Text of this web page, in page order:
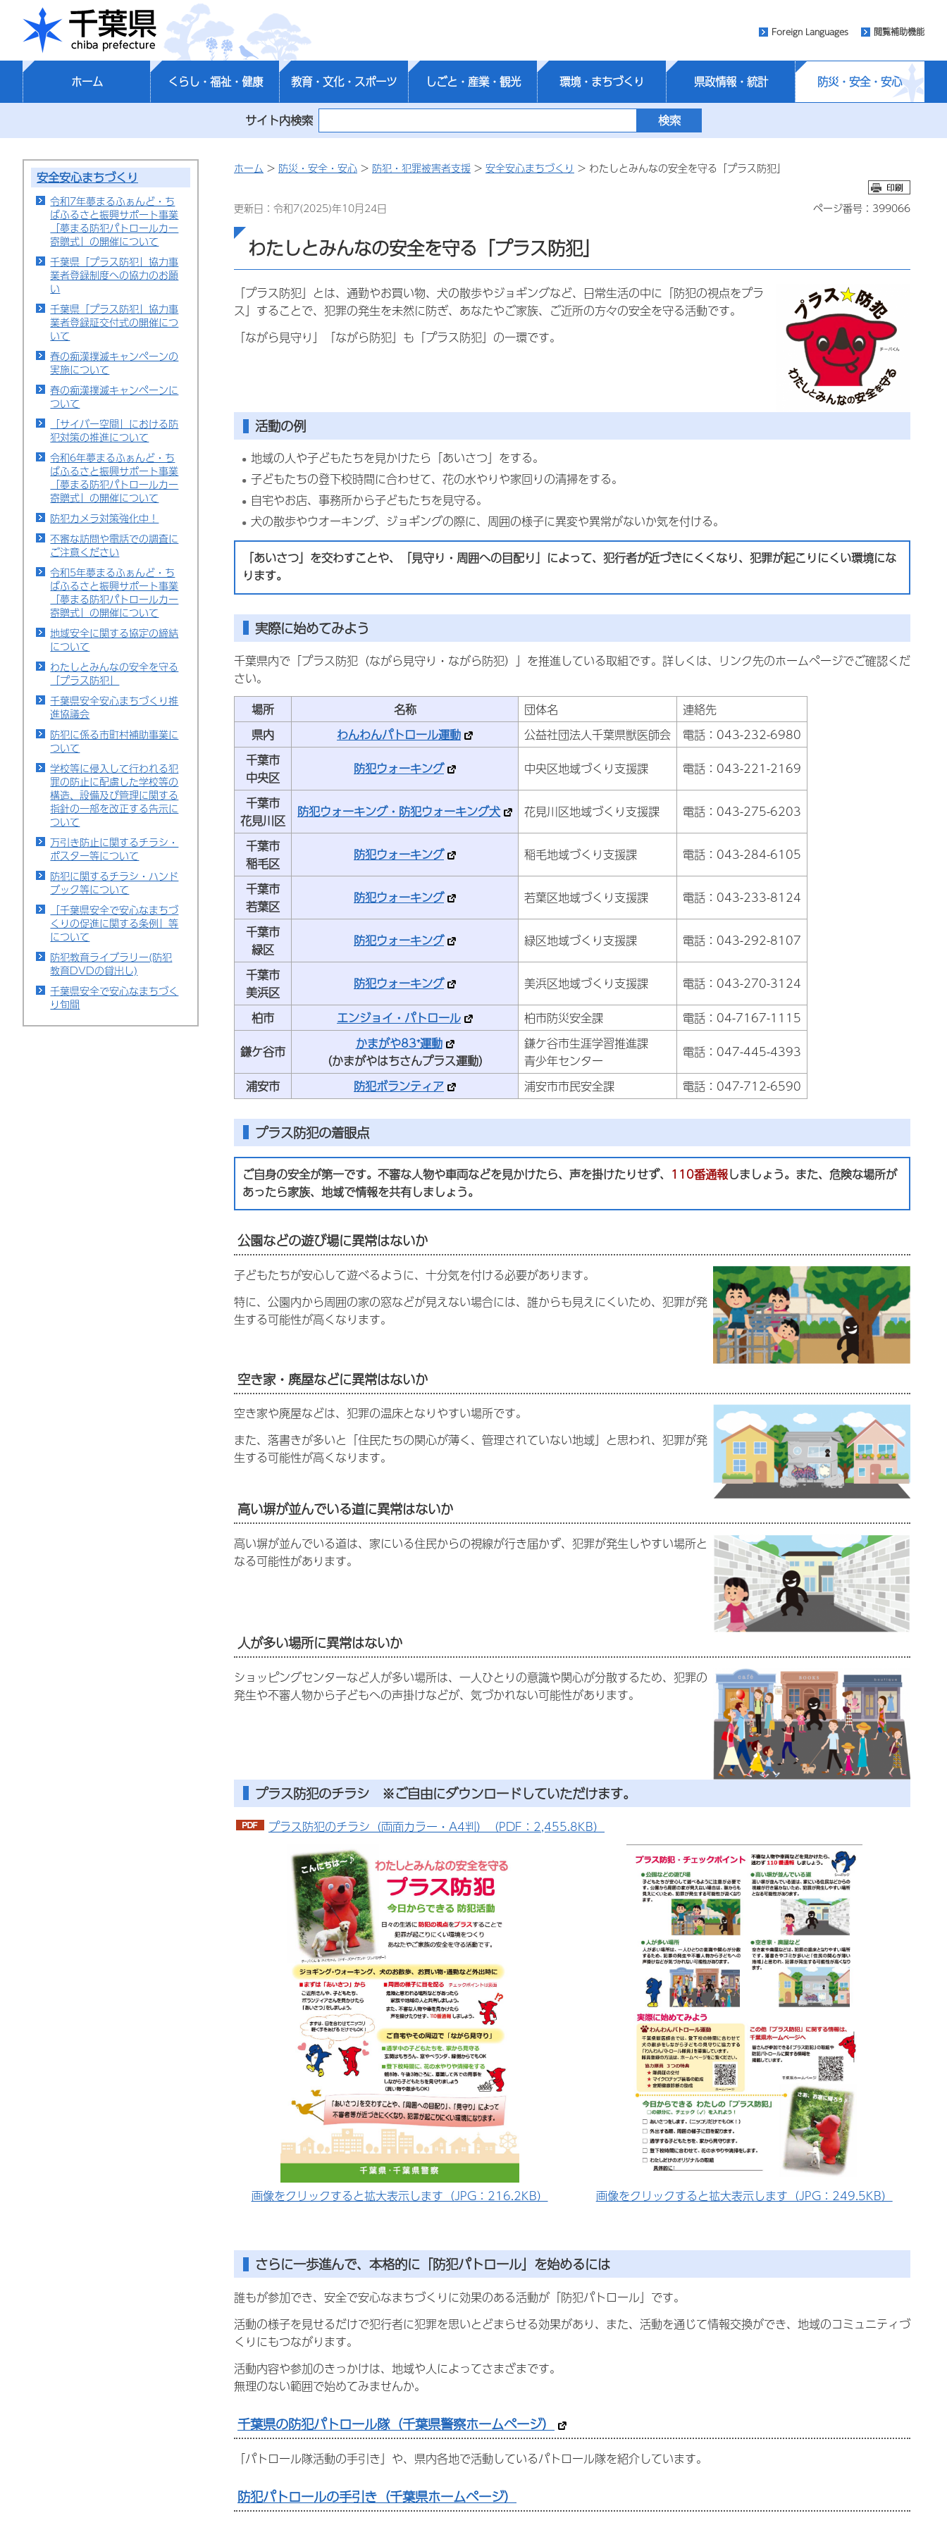
千葉県
Foreign Languages 閲覧補助機能
ホーム くらし・福祉・健康 教育・文化・スポーツ しごと・産業・観光 環境・まちづくり 県政情報・統計 防災・安全・安心
サイト内検索
安全安心まちづくり
令和7年夢まるふぁんど・ち
ばふるさと振興サポート事業
「夢まる防犯パトロールカー
寄贈式」の開催について
千葉県「プラス防犯」協力事
業者登録制度への協力のお願
い
千葉県「プラス防犯」協力事
業者登録証交付式の開催につ
いて
春の痴漢撲滅キャンペーンの
実施について
春の痴漢撲滅キャンペーンに
ついて
「サイバー空間」における防
犯対策の推進について
令和6年夢まるふぁんど・ち
ばふるさと振興サポート事業
「夢まる防犯パトロールカー
寄贈式」の開催について
防犯カメラ対策強化中！
不審な訪問や電話での調査に
ご注意ください
令和5年夢まるふぁんど・ち
ばふるさと振興サポート事業
「夢まる防犯パトロールカー
寄贈式」の開催について
地域安全に関する協定の締結
について
わたしとみんなの安全を守る
「プラス防犯」
千葉県安全安心まちづくり推
進協議会
防犯に係る市町村補助事業に
ついて
学校等に侵入して行われる犯
罪の防止に配慮した学校等の
構造、設備及び管理に関する
指針の一部を改正する告示に
ついて
万引き防止に関するチラシ・
ポスター等について
防犯に関するチラシ・ハンド
ブック等について
「千葉県安全で安心なまちづ
くりの促進に関する条例」等
について
防犯教育ライブラリー(防犯
教育DVDの貸出し)
千葉県安全で安心なまちづく
り旬間
ホーム > 防災・安全・安心 > 防犯・犯罪被害者支援 > 安全安心まちづくり > わたしとみんなの安全を守る「プラス防犯」
更新日：令和7(2025)年10月24日 ページ番号：399066
わたしとみんなの安全を守る「プラス防犯」
「プラス防犯」とは、通勤やお買い物、犬の散歩やジョギングなど、日常生活の中に「防犯の視点をプラ
ス」することで、犯罪の発生を未然に防ぎ、あなたやご家族、ご近所の方々の安全を守る活動です。
「ながら見守り」「ながら防犯」も「プラス防犯」の一環です。
活動の例
地域の人や子どもたちを見かけたら「あいさつ」をする。
子どもたちの登下校時間に合わせて、花の水やりや家回りの清掃をする。
自宅やお店、事務所から子どもたちを見守る。
犬の散歩やウオーキング、ジョギングの際に、周囲の様子に異変や異常がないか気を付ける。
「あいさつ」を交わすことや、「見守り・周囲への目配り」によって、犯行者が近づきにくくなり、犯罪が起こりにくい環境にな
ります。
実際に始めてみよう
千葉県内で「プラス防犯（ながら見守り・ながら防犯）」を推進している取組です。詳しくは、リンク先のホームページでご確認くだ
さい。
場所
名称 団体名
連絡先
県内
わんわんパトロール運動 公益社団法人千葉県獣医師会
電話：043-232-6980
千葉市
中央区
防犯ウォーキング 中央区地域づくり支援課
電話：043-221-2169
千葉市
花見川区
防犯ウォーキング・防犯ウォーキング犬 花見川区地域づくり支援課
電話：043-275-6203
千葉市
稲毛区
防犯ウォーキング 稲毛地域づくり支援課
電話：043-284-6105
千葉市
若葉区
防犯ウォーキング 若葉区地域づくり支援課
電話：043-233-8124
千葉市
緑区
防犯ウォーキング 緑区地域づくり支援課
電話：043-292-8107
千葉市
美浜区
防犯ウォーキング 美浜区地域づくり支援課
電話：043-270-3124
柏市
エンジョイ・パトロール 柏市防災安全課
電話：04-7167-1115
鎌ケ谷市
かまがや83⁺運動
（かまがやはちさんプラス運動）
鎌ケ谷市生涯学習推進課
青少年センター
電話：047-445-4393
浦安市
防犯ボランティア 浦安市市民安全課 電話：047-712-6590
プラス防犯の着眼点
ご自身の安全が第一です。不審な人物や車両などを見かけたら、声を掛けたりせず、 110番通報しましょう。 また、危険な場所が
あったら家族、地域で情報を共有しましょう。
公園などの遊び場に異常はないか
子どもたちが安心して遊べるように、十分気を付ける必要があります。
特に、公園内から周囲の家の窓などが見えない場合には、誰からも見えにくいため、犯罪が発
生する可能性が高くなります。
空き家・廃屋などに異常はないか
空き家や廃屋などは、犯罪の温床となりやすい場所です。
また、落書きが多いと「住民たちの関心が薄く、管理されていない地域」と思われ、犯罪が発
生する可能性が高くなります。
高い塀が並んでいる道に異常はないか
高い塀が並んでいる道は、家にいる住民からの視線が行き届かず、犯罪が発生しやすい場所と
なる可能性があります。
人が多い場所に異常はないか
ショッピングセンターなど人が多い場所は、一人ひとりの意識や関心が分散するため、犯罪の
発生や不審人物から子どもへの声掛けなどが、気づかれない可能性があります。
プラス防犯のチラシ ※ご自由にダウンロードしていただけます。
プラス防犯のチラシ（両面カラー・A4判）（PDF：2,455.8KB）
画像をクリックすると拡大表示します（JPG：216.2KB） 画像をクリックすると拡大表示します（JPG：249.5KB）
さらに一歩進んで、本格的に「防犯パトロール」を始めるには
誰もが参加でき、安全で安心なまちづくりに効果のある活動が「防犯パトロール」です。
活動の様子を見せるだけで犯行者に犯罪を思いとどまらせる効果があり、また、活動を通じて情報交換ができ、地域のコミュニティづ
くりにもつながります。
活動内容や参加のきっかけは、地域や人によってさまざまです。
無理のない範囲で始めてみませんか。
千葉県の防犯パトロール隊（千葉県警察ホームページ）
「パトロール隊活動の手引き」や、県内各地で活動しているパトロール隊を紹介しています。
防犯パトロールの手引き（千葉県ホームページ）